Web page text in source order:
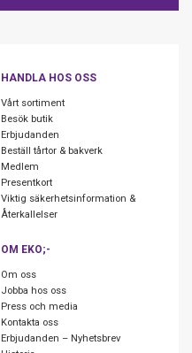
HANDLA HOS OSS
Vårt sortiment
Besök butik
Erbjudanden
Beställ tårtor & bakverk
Medlem
Presentkort
Viktig säkerhetsinformation &
Återkallelser
OM EKO;-
Om oss
Jobba hos oss
Press och media
Kontakta oss
Erbjudanden – Nyhetsbrev